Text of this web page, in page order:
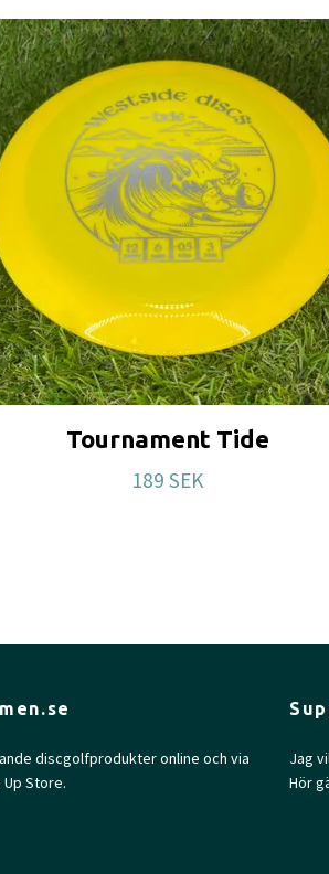
Tournament Tide
189 SEK
discgolfprodukter online och via
Up Store.
Jag
Hör